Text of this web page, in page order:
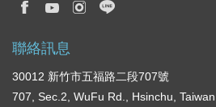
聯絡訊息
30012 新竹市五福路二段707號
707, Sec.2, WuFu Rd., Hsinchu,